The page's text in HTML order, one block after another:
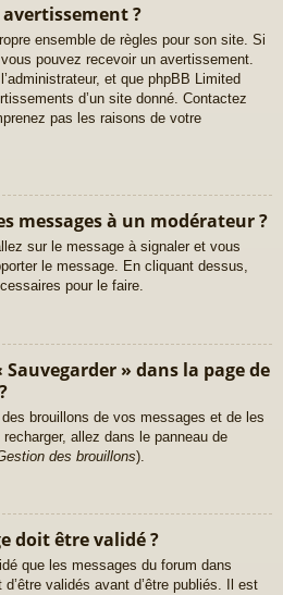
?
ensemble de règles pour son site. Si
pouvez recevoir un avertissement.
et que phpBB Limited
d’un site donné. Contactez
pas les raisons de votre
messages à un modérateur ?
sur le message à signaler et vous
le message. En cliquant dessus,
pour le faire.
» dans la page de
des brouillons de vos messages et de les
allez dans le panneau de
des brouillons).
doit être validé ?
que les messages du forum dans
validés avant d’être publiés. Il est